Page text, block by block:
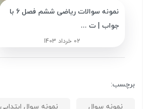
نمونه سوالات ریاضی ششم فصل 6 با
جواب | ت ...
02 خرداد 1403
برچسب:
نمونه سوال نمونه سوال ابتدایی